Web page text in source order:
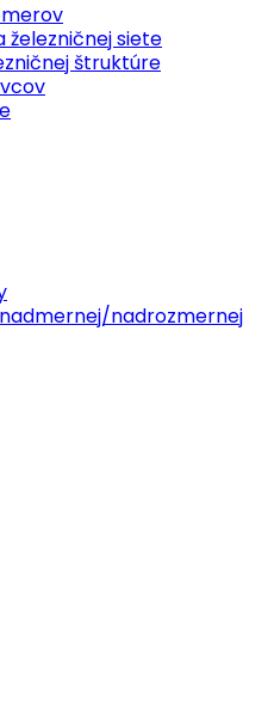
železničnej siete
štruktúre
nadrozmernej